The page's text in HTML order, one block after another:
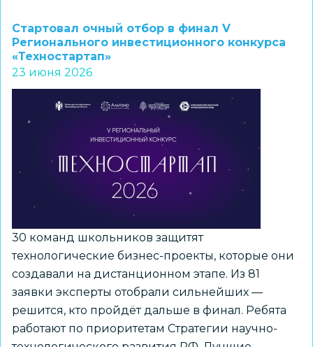
школьники
прошли
отбор
в
инвестиционного
конкурса
«Техностартап»
Стартовал очный отбор в финал V
Регионального инвестиционного конкурса
«Техностартап»
23 июня 2026
30 команд школьников защитят
технологические бизнес-проекты, которые они
создавали на дистанционном этапе. Из 81
заявки эксперты отобрали сильнейших —
решится, кто пройдёт дальше в финал. Ребята
работают по приоритетам Стратегии научно-